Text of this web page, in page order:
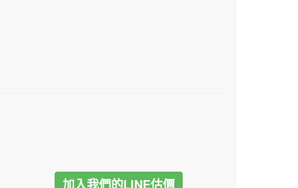
加入我們的LINE估價